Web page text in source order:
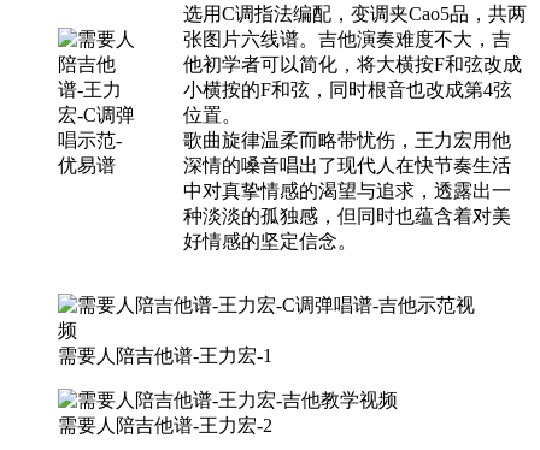
选用C调指法编配，变调夹Cao5品，共两
张图片六线谱。吉他演奏难度不大，吉
他初学者可以简化，将大横按F和弦改成
小横按的F和弦，同时根音也改成第4弦
位置。
歌曲旋律温柔而略带忧伤，王力宏用他
深情的嗓音唱出了现代人在快节奏生活
中对真挚情感的渴望与追求，透露出一
种淡淡的孤独感，但同时也蕴含着对美
好情感的坚定信念。
需要人陪吉他谱-王力宏-1
需要人陪吉他谱-王力宏-2